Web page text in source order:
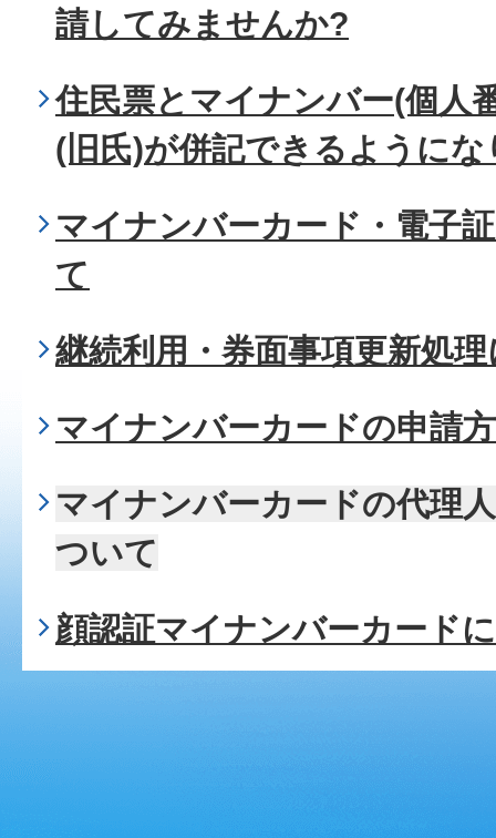
請してみませんか?
住民票とマイナンバー(個人
(旧氏)が併記できるようにな
マイナンバーカード・電子
て
継続利用・券面事項更新処
マイナンバーカードの申請
マイナンバーカードの代理
ついて
顔認証マイナンバーカード